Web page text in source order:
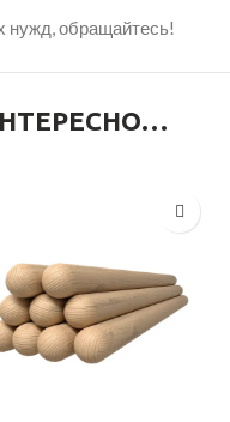
нужд, обращайтесь!